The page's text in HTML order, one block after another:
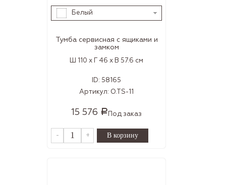
Белый
Тумба сервисная с ящиками и
замком
Ш 110 x Г 46 x В 57.6 см
ID: 58165
Артикул: O.TS-11
15 576 Р Под заказ
- +